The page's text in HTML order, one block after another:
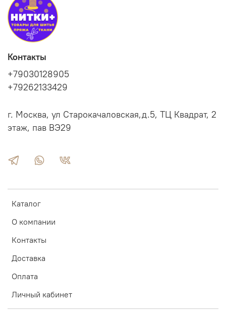
Каталог
О компании
Контакты
Доставка
Оплата
Личный кабинет
Контакты
+79030128905
+79262133429
г. Москва, ул Старокачаловская,д.5, ТЦ Квадрат, 2
этаж, пав ВЭ29